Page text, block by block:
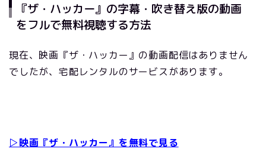
『ザ・ハッカー』の字幕・吹き替え版の動画
をフルで無料視聴する方法
現在、映画『ザ・ハッカー』の動画配信はありません
でしたが、宅配レンタルのサービスがあります。
▷映画『ザ・ハッカー』を無料で見る